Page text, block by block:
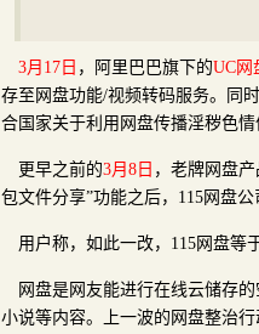
3月17日 ，阿里巴巴旗下的UC网
存至网盘功能/视频转码服务。同
合国家关于利用网盘传播淫秽色情
更早之前的3月8日 ，老牌网盘产
包文件分享”功能之后，115网盘
用户称，如此一改，115网盘等
网盘是网友能进行在线云储存
小说等内容。上一波的网盘整治